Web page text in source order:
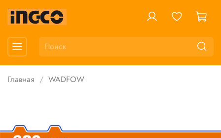
Главная WADFOW